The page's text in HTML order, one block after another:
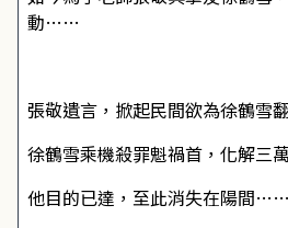
動……
張敬遺言，掀起民間欲為徐鶴雪
徐鶴雪乘機殺罪魁禍首，化解三
他目的已達，至此消失在陽間……